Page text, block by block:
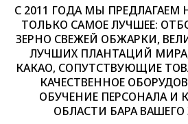
С 2011 ГОДА МЫ
ТОЛЬКО САМОЕ ЛУЧШЕЕ:
ЗЕРНО СВЕЖЕЙ ОБЖАРКИ,
ЛУЧШИХ ПЛАНТАЦИЙ
КАКАО, СОПУТСТВУЮЩИЕ
КАЧЕСТВЕННОЕ
ОБУЧЕНИЕ ПЕРСОНАЛА И
ОБЛАСТИ БАРА ВАШЕГО